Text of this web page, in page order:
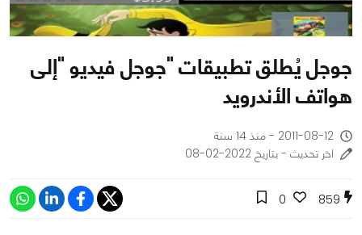
جوجل يُطلق تطبيقات "جوجل فيديو "إلى
هواتف الأندرويد
2011-08-12 - منذ 14 سنة
اخر تحديث - بتاريخ 2022-02-08
859
0